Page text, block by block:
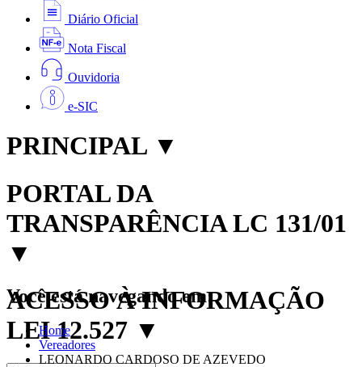
Diário Oficial
Nota Fiscal
Ouvidoria
e-SIC
PRINCIPAL ▼
PORTAL DA
TRANSPARÊNCIA LC 131/01
▼
ACESSO À INFORMAÇÃO
LEI 12.527 ▼
Você está navegando em:
Home
Vereadores
LEONARDO CARDOSO DE AZEVEDO